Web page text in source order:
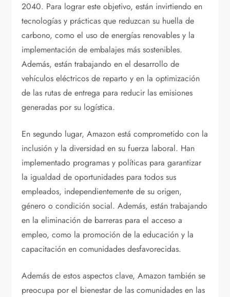
2040. Para lograr este objetivo, están invirtiendo en
tecnologías y prácticas que reduzcan su huella de
carbono, como el uso de energías renovables y la
implementación de embalajes más sostenibles.
Además, están trabajando en el desarrollo de
vehículos eléctricos de reparto y en la optimización
de las rutas de entrega para reducir las emisiones
generadas por su logística.
En segundo lugar, Amazon está comprometido con la
inclusión y la diversidad en su fuerza laboral. Han
implementado programas y políticas para garantizar
la igualdad de oportunidades para todos sus
empleados, independientemente de su origen,
género o condición social. Además, están trabajando
en la eliminación de barreras para el acceso a
empleo, como la promoción de la educación y la
capacitación en comunidades desfavorecidas.
Además de estos aspectos clave, Amazon también se
preocupa por el bienestar de las comunidades en las